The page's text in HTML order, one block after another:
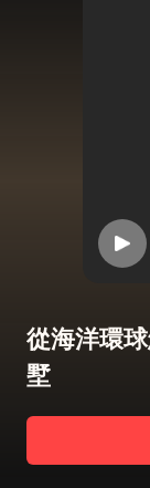
從海洋環
墅